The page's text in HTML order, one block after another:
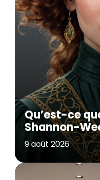
Qu’est-ce
Shannon-
9 août 2026